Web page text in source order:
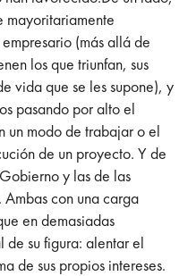
mayoritariamente
(más allá de
los que triunfan, sus
vida que se les supone), y
pasando por alto el
un modo de trabajar o el
de un proyecto. Y de
y las de las
con una carga
en demasiadas
de su figura: alentar el
de sus propios intereses.